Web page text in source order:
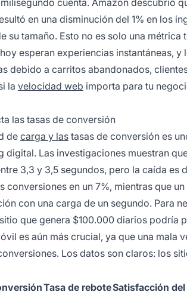
en una disminución del 1% en los
su tamaño. Esto no es solo una
esperan experiencias instantáneas,
debido a carritos abandonados,
la velocidad web importa para tu
las tasas de conversión
de carga y las tasas de conversión es
digital. Las investigaciones muestran
3,3 y 3,5 segundos, pero la caída es
conversiones en un 7%, mientras que
con una carga de un segundo. Para
que genera $100.000 diarios podría
es aún más crucial, ya que una mala
Los datos son claros: los
Tasa de reboteSatisfacción